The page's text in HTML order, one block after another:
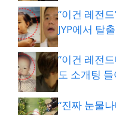
“이건 레전
JYP에서 탈
“이건 레전
도 소개팅
“진짜 눈물